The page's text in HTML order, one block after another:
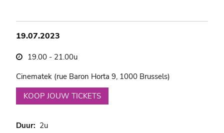
19.07.2023
19.00 - 21.00u
Cinematek (rue Baron Horta 9, 1000 Brussels)
KOOP JOUW TICKETS
Duur 2u